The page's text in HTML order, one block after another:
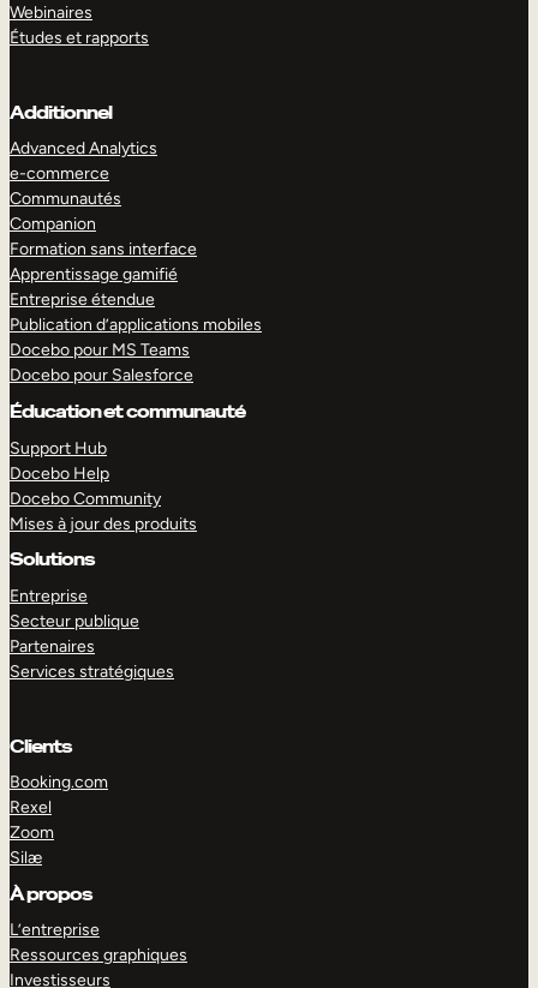
Webinaires
Études et rapports
Additionnel
Advanced Analytics
e-commerce
Communautés
Companion
Formation sans interface
Apprentissage gamifié
Entreprise étendue
Publication d’applications mobiles
Docebo pour MS Teams
Docebo pour Salesforce
Éducation et communauté
Support Hub
Docebo Help
Docebo Community
Mises à jour des produits
Solutions
Entreprise
Secteur publique
Partenaires
Services stratégiques
Clients
Booking.com
Rexel
Zoom
Silæ
À propos
L’entreprise
Ressources graphiques
Investisseurs